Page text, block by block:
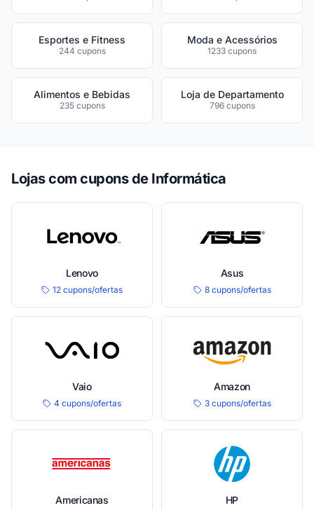
Esportes e Fitness
244 cupons
Moda e Acessórios
1233 cupons
Alimentos e Bebidas
235 cupons
Loja de Departamento
796 cupons
Lojas com cupons de Informática
Lenovo
12 cupons/ofertas
Asus
8 cupons/ofertas
Vaio
4 cupons/ofertas
Amazon
3 cupons/ofertas
Americanas HP